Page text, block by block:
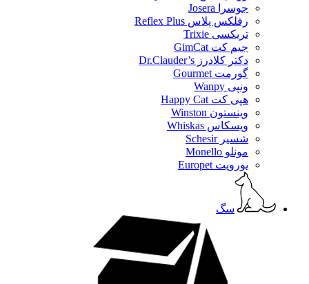
جوسرا Josera
رفلکس پلاس Reflex Plus
تریکسی Trixie
جیم کت GimCat
دکتر کلادرز Dr.Clauder’s
گورمت Gourmet
ونپی Wanpy
هپی کت Happy Cat
وینستون Winston
ویسکاس Whiskas
شسیر Schesir
مونلو Monello
یوروپت Europet
سگ